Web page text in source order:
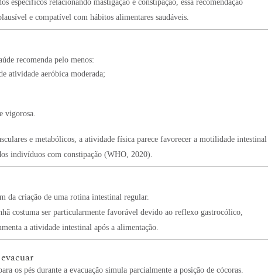
específicos relacionando mastigação e constipação, essa recomendação
e compatível com hábitos alimentares saudáveis.
recomenda pelo menos:
atividade aeróbica moderada;
vigorosa.
e metabólicos, a atividade física parece favorecer a motilidade intestinal
indivíduos com constipação (WHO, 2020).
da criação de uma rotina intestinal regular.
costuma ser particularmente favorável devido ao reflexo gastrocólico,
a atividade intestinal após a alimentação.
os pés durante a evacuação simula parcialmente a posição de cócoras.